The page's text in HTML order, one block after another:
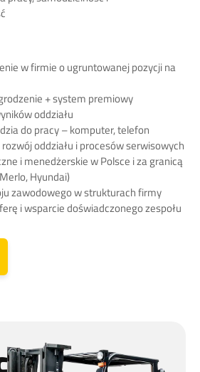
w firmie o ugruntowanej pozycji na
+ system premiowy
oddziału
do pracy – komputer, telefon
oddziału i procesów serwisowych
i menedżerskie w Polsce i za granicą
Hyundai)
zawodowego w strukturach firmy
i wsparcie doświadczonego zespołu